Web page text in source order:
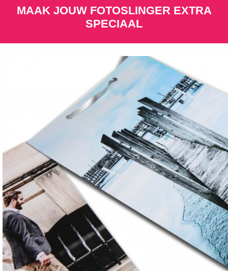
MAAK JOUW FOTOSLINGER EXTRA
SPECIAAL